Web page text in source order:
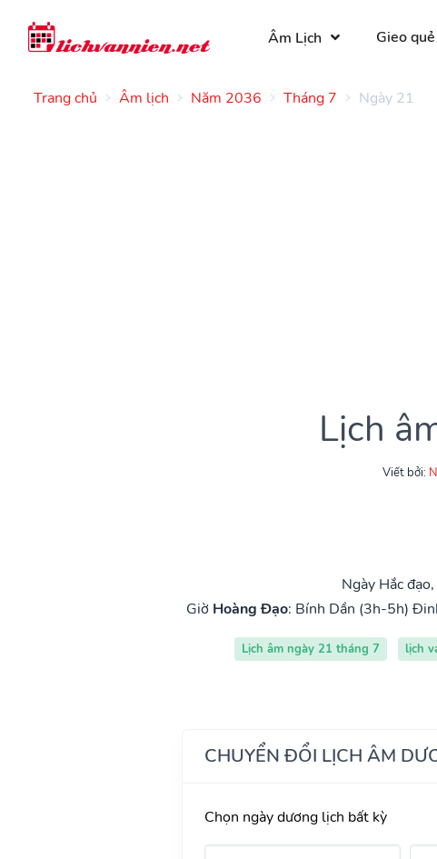
Âm Lịch Gieo quẻ
Trang chủ Âm lịch Năm 2036 Tháng 7 Ngày 21
Lịch
Viết bởi:
Ngày Hắc
Giờ Hoàng Đạo: Bính Dần (3h-5h)
Lịch âm ngày 21 tháng 7 lịch
CHUYỂN ĐỔI LỊCH ÂM
Chọn ngày dương lịch bất kỳ